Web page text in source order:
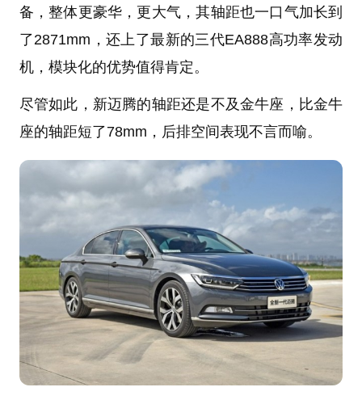
备，整体更豪华，更大气，其轴距也一口气加长到
了2871mm，还上了最新的三代EA888高功率发动
机，模块化的优势值得肯定。
尽管如此，新迈腾的轴距还是不及金牛座，比金牛
座的轴距短了78mm，后排空间表现不言而喻。